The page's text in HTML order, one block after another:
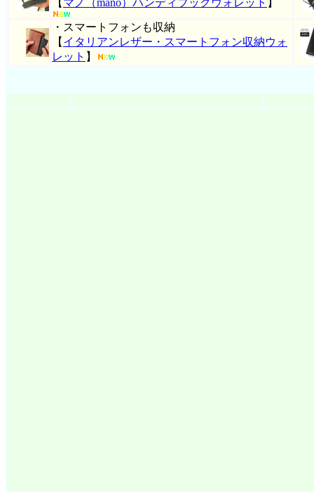
【 マノ（mano）ハンディブックウォレット 】
・スマートフォンも収納
【 イタリアンレザー・スマートフォン収納ウォ
レット 】